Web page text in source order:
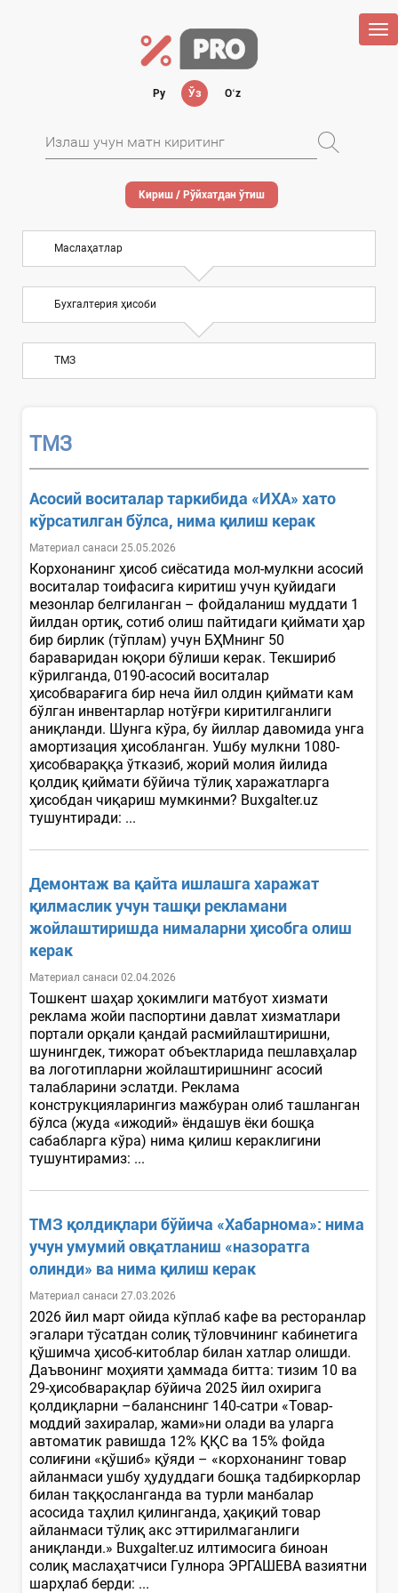
Ру Ўз Oʻz
Кириш / Рўйхатдан ўтиш
Маслаҳатлар
Бухгалтерия ҳисоби
ТМЗ
ТМЗ
Асосий воситалар таркибида «ИХА» хато
кўрсатилган бўлса, нима қилиш керак
Материал санаси 25.05.2026
Корхонанинг ҳисоб сиёсатида мол-мулкни асосий
воситалар тоифасига киритиш учун қуйидаги
мезонлар белгиланган – фойдаланиш муддати 1
йилдан ортиқ, сотиб олиш пайтидаги қиймати ҳар
бир бирлик (тўплам) учун БҲМнинг 50
бараваридан юқори бўлиши керак. Текшириб
кўрилганда, 0190-асосий воситалар
ҳисобварағига бир неча йил олдин қиймати кам
бўлган инвентарлар нотўғри киритилганлиги
аниқланди. Шунга кўра, бу йиллар давомида унга
амортизация ҳисобланган. Ушбу мулкни 1080-
ҳисобвараққа ўтказиб, жорий молия йилида
қолдиқ қиймати бўйича тўлиқ харажатларга
ҳисобдан чиқариш мумкинми? Buxgalter.uz
тушунтиради: ...
Демонтаж ва қайта ишлашга харажат
қилмаслик учун ташқи рекламани
жойлаштиришда нималарни ҳисобга олиш
керак
Материал санаси 02.04.2026
Тошкент шаҳар ҳокимлиги матбуот хизмати
реклама жойи паспортини давлат хизматлари
портали орқали қандай расмийлаштиришни,
шунингдек, тижорат объектларида пешлавҳалар
ва логотипларни жойлаштиришнинг асосий
талабларини эслатди. Реклама
конструкцияларингиз мажбуран олиб ташланган
бўлса (жуда «ижодий» ёндашув ёки бошқа
сабабларга кўра) нима қилиш кераклигини
тушунтирамиз: ...
ТМЗ қолдиқлари бўйича «Хабарнома»: нима
учун умумий овқатланиш «назоратга
олинди» ва нима қилиш керак
Материал санаси 27.03.2026
2026 йил март ойида кўплаб кафе ва ресторанлар
эгалари тўсатдан солиқ тўловчининг кабинетига
қўшимча ҳисоб-китоблар билан хатлар олишди.
Даъвонинг моҳияти ҳаммада битта: тизим 10 ва
29-ҳисобварақлар бўйича 2025 йил охирига
қолдиқларни –баланснинг 140-сатри «Товар-
моддий захиралар, жами»ни олади ва уларга
автоматик равишда 12% ҚҚС ва 15% фойда
солиғини «қўшиб» қўяди – «корхонанинг товар
айланмаси ушбу ҳудуддаги бошқа тадбиркорлар
билан таққосланганда ва турли манбалар
асосида таҳлил қилинганда, ҳақиқий товар
айланмаси тўлиқ акс эттирилмаганлиги
аниқланди.» Buxgalter.uz илтимосига биноан
солиқ маслаҳатчиси Гулнора ЭРГАШЕВА вазиятни
шарҳлаб берди: ...